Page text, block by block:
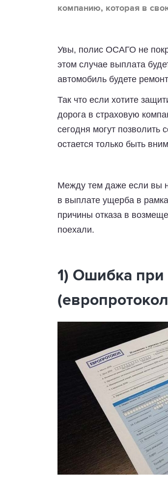
компанию, которая в
Увы, полис ОСАГО не
этом случае выплата
автомобиль будете
Так что если хотите
дорога в страховую
сегодня могут позволить
остается только быть
Между тем даже если вы
в выплате ущерба в
причины отказа в
поехали.
1) Ошибка